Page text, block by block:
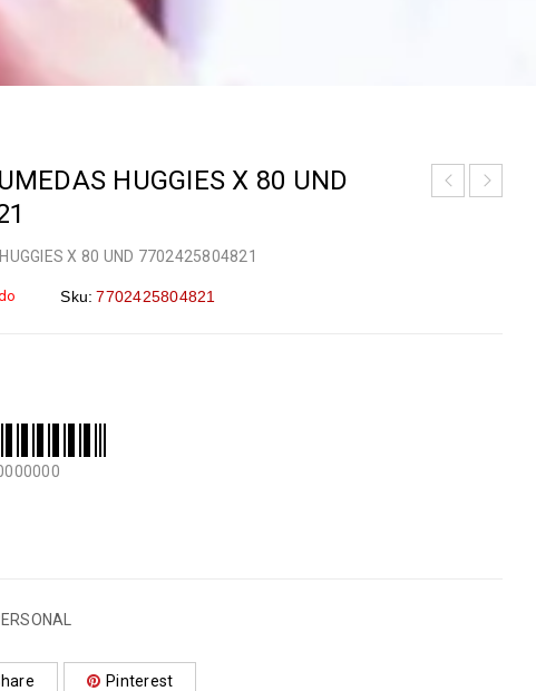
HUGGIES X 80 UND
X 80 UND 7702425804821
Sku: 7702425804821
Pinterest